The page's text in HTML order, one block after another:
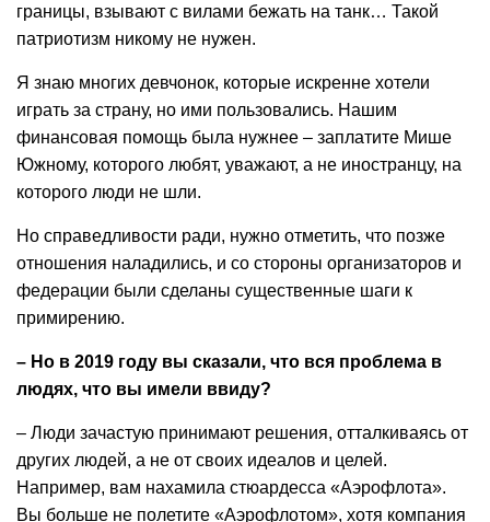
границы, взывают с вилами бежать на танк… Такой
патриотизм никому не нужен.
Я знаю многих девчонок, которые искренне хотели
играть за страну, но ими пользовались. Нашим
финансовая помощь была нужнее – заплатите Мише
Южному, которого любят, уважают, а не иностранцу, на
которого люди не шли.
Но справедливости ради, нужно отметить, что позже
отношения наладились, и со стороны организаторов и
федерации были сделаны существенные шаги к
примирению.
– Но в 2019 году вы сказали, что вся проблема в
людях, что вы имели ввиду?
– Люди зачастую принимают решения, отталкиваясь от
других людей, а не от своих идеалов и целей.
Например, вам нахамила стюардесса «Аэрофлота».
Вы больше не полетите «Аэрофлотом», хотя компания